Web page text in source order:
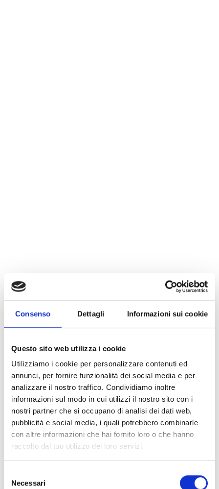
Consenso Dettagli Informazioni sui cookie
Questo sito web utilizza i cookie
Utilizziamo i cookie per personalizzare contenuti ed
annunci, per fornire funzionalità dei social media e per
analizzare il nostro traffico. Condividiamo inoltre
informazioni sul modo in cui utilizzi il nostro sito con i
nostri partner che si occupano di analisi dei dati web,
pubblicità e social media, i quali potrebbero combinarle
con altre informazioni che hai fornito loro o che hanno
raccolto dal tuo utilizzo dei loro servizi.
delNecessari